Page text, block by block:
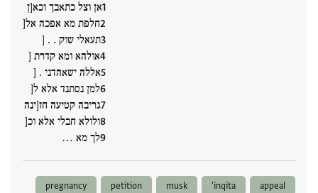
אן וצל כתאבך וכא[ן
חלפת מא אפכה אל[
תעאלי שוק . . [
אולהא ומא קדרת [
אללה ישאהדני . [
למן נסתנד אלא ל[
גריבה קטיעה חז[ינה
ולולא חבלי אלא וכ[
לך מא ‮…
appeal
inqita'
musk
petition
pregnancy